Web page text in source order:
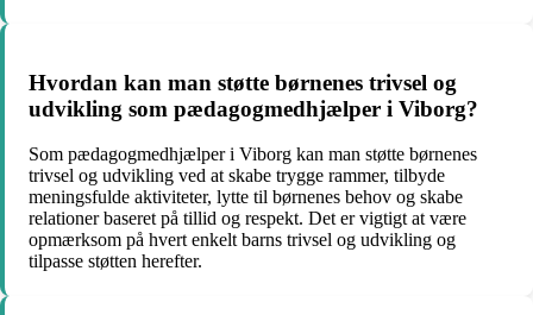
Hvordan kan man støtte børnenes trivsel og
udvikling som pædagogmedhjælper i Viborg?
Som pædagogmedhjælper i Viborg kan man støtte børnenes
trivsel og udvikling ved at skabe trygge rammer, tilbyde
meningsfulde aktiviteter, lytte til børnenes behov og skabe
relationer baseret på tillid og respekt. Det er vigtigt at være
opmærksom på hvert enkelt barns trivsel og udvikling og
tilpasse støtten herefter.